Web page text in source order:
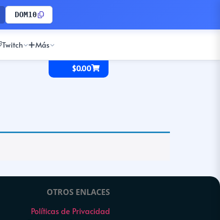
DOM10
Twitch Más
$0.00
OTROS ENLACES
Políticas de Privacidad